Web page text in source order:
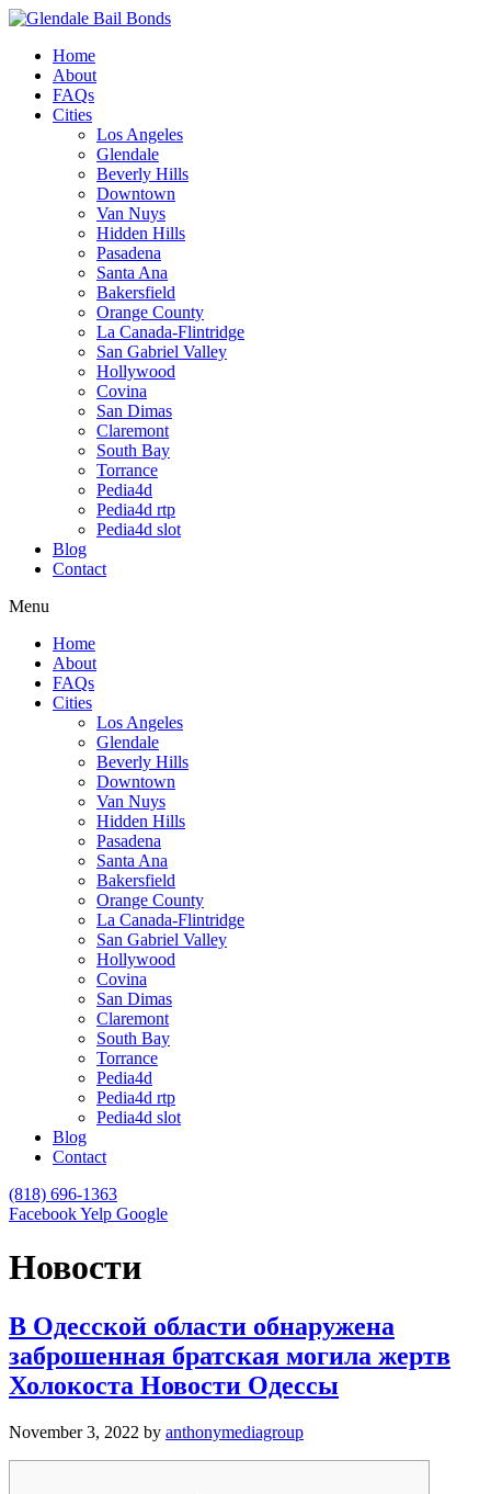
Home
About
FAQs
Cities
Los Angeles
Glendale
Beverly Hills
Downtown
Van Nuys
Hidden Hills
Pasadena
Santa Ana
Bakersfield
Orange County
La Canada-Flintridge
San Gabriel Valley
Hollywood
Covina
San Dimas
Claremont
South Bay
Torrance
Pedia4d
Pedia4d rtp
Pedia4d slot
Blog
Contact
Menu
Home
About
FAQs
Cities
Los Angeles
Glendale
Beverly Hills
Downtown
Van Nuys
Hidden Hills
Pasadena
Santa Ana
Bakersfield
Orange County
La Canada-Flintridge
San Gabriel Valley
Hollywood
Covina
San Dimas
Claremont
South Bay
Torrance
Pedia4d
Pedia4d rtp
Pedia4d slot
Blog
Contact
(818) 696-1363
FacebookYelp Google
Новости
В Одесской области обнаружена
заброшенная братская могила жертв
Холокоста Новости Одессы
November 3, 2022 by anthonymediagroup